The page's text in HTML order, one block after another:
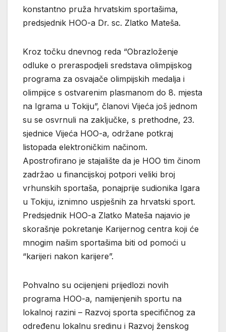
konstantno pruža hrvatskim sportašima,
predsjednik HOO-a Dr. sc. Zlatko Mateša.
Kroz točku dnevnog reda “Obrazloženje
odluke o preraspodjeli sredstava olimpijskog
programa za osvajače olimpijskih medalja i
olimpijce s ostvarenim plasmanom do 8. mjesta
na Igrama u Tokiju”, članovi Vijeća još jednom
su se osvrnuli na zaključke, s prethodne, 23.
sjednice Vijeća HOO-a, održane potkraj
listopada elektroničkim načinom.
Apostrofirano je stajalište da je HOO tim činom
zadržao u financijskoj potpori veliki broj
vrhunskih sportaša, ponajprije sudionika Igara
u Tokiju, iznimno uspješnih za hrvatski sport.
Predsjednik HOO-a Zlatko Mateša najavio je
skorašnje pokretanje Karijernog centra koji će
mnogim našim sportašima biti od pomoći u
“karijeri nakon karijere”.
Pohvalno su ocijenjeni prijedlozi novih
programa HOO-a, namijenjenih sportu na
lokalnoj razini – Razvoj sporta specifičnog za
određenu lokalnu sredinu i Razvoj ženskog